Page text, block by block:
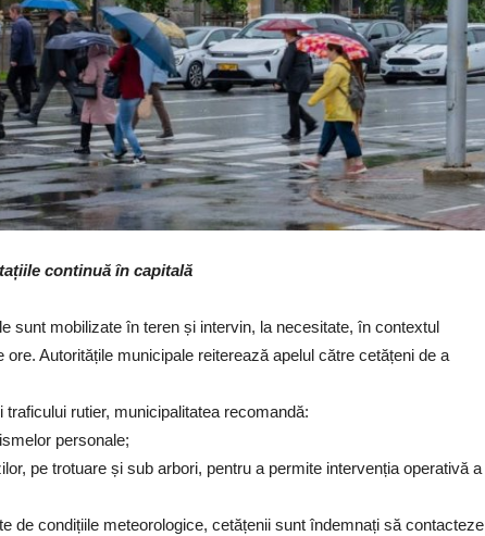
continuă în capitală
sunt mobilizate în teren și intervin, la necesitate, în contextul
Autoritățile municipale reiterează apelul către cetățeni de a
rutier, municipalitatea recomandă:
personale;
pe trotuare și sub arbori, pentru a permite intervenția operativă a
de condițiile meteorologice, cetățenii sunt îndemnați să contacteze